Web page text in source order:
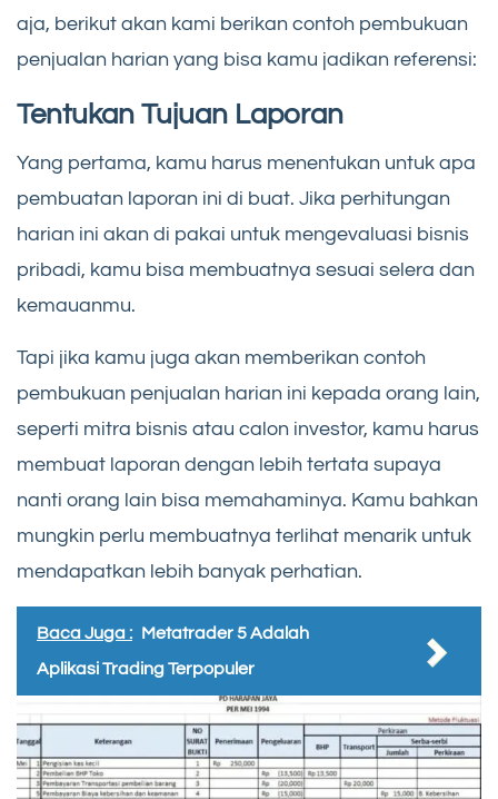
aja, berikut akan kami berikan contoh pembukuan
penjualan harian yang bisa kamu jadikan referensi:
Tentukan Tujuan Laporan
Yang pertama, kamu harus menentukan untuk apa
pembuatan laporan ini di buat. Jika perhitungan
harian ini akan di pakai untuk mengevaluasi bisnis
pribadi, kamu bisa membuatnya sesuai selera dan
kemauanmu.
Tapi jika kamu juga akan memberikan contoh
pembukuan penjualan harian ini kepada orang lain,
seperti mitra bisnis atau calon investor, kamu harus
membuat laporan dengan lebih tertata supaya
nanti orang lain bisa memahaminya. Kamu bahkan
mungkin perlu membuatnya terlihat menarik untuk
mendapatkan lebih banyak perhatian.
Baca Juga : Metatrader 5 Adalah
Aplikasi Trading Terpopuler